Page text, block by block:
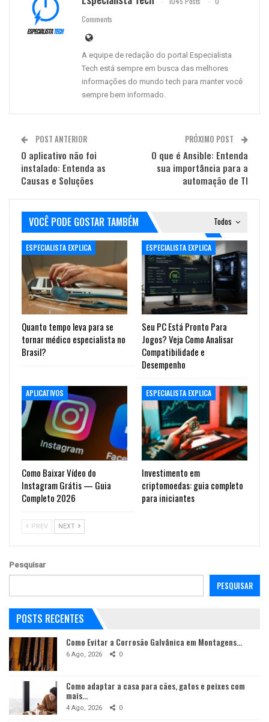
Comments
A equipe de redação do portal Especialista
Tech está sempre em busca das melhores
informações do mundo tech para manter você
sempre bem informado.
POST ANTERIOR
O aplicativo não foi
instalado: Entenda as
Causas e Soluções
PRÓXIMO POST
O que é Ansible: Entenda
sua importância para a
automação de TI
Todos
VOCÊ PODE GOSTAR TAMBÉM
ESPECIALISTA EXPLICA
Quanto tempo leva para se
tornar médico especialista no
Brasil?
ESPECIALISTA EXPLICA
Seu PC Está Pronto Para
Jogos? Veja Como Analisar
Compatibilidade e
Desempenho
APLICATIVOS
Como Baixar Vídeo do
Instagram Grátis — Guia
Completo 2026
ESPECIALISTA EXPLICA
Investimento em
criptomoedas: guia completo
para iniciantes
PREV NEXT
Pesquisar
PESQUISAR
POSTS RECENTES
Como Evitar a Corrosão Galvânica em Montagens…
6 Ago, 2026 0
Como adaptar a casa para cães, gatos e peixes com
mais…
4 Ago, 2026 0